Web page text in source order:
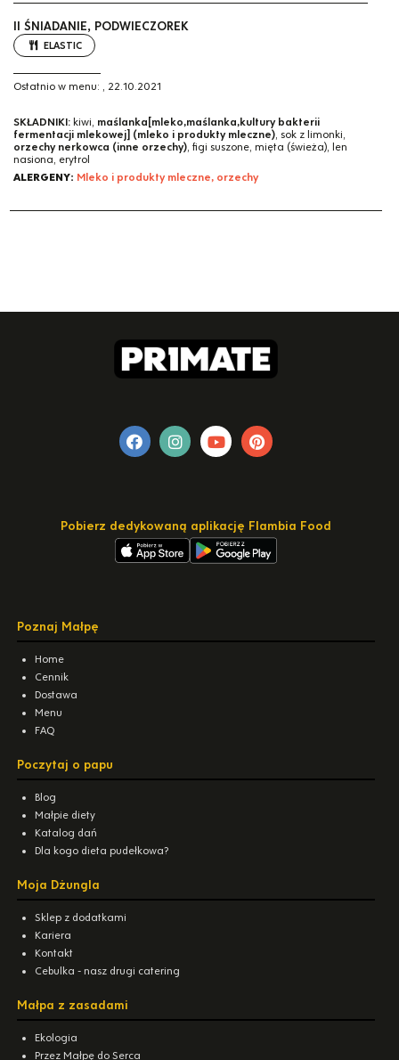
II ŚNIADANIE, PODWIECZOREK
ELASTIC
Ostatnio w menu: , 22.10.2021
SKŁADNIKI: kiwi, maślanka[mleko,maślanka,kultury bakterii
fermentacji mlekowej] (mleko i produkty mleczne), sok z limonki,
orzechy nerkowca (inne orzechy), figi suszone, mięta (świeża), len
nasiona, erytrol
ALERGENY: Mleko i produkty mleczne, orzechy
Pobierz dedykowaną aplikację Flambia Food
Poznaj Małpę
Home
Cennik
Dostawa
Menu
FAQ
Poczytaj o papu
Blog
Małpie diety
Katalog dań
Dla kogo dieta pudełkowa?
Moja Dżungla
Sklep z dodatkami
Kariera
Kontakt
Cebulka - nasz drugi catering
Małpa z zasadami
Ekologia
Przez Małpę do Serca